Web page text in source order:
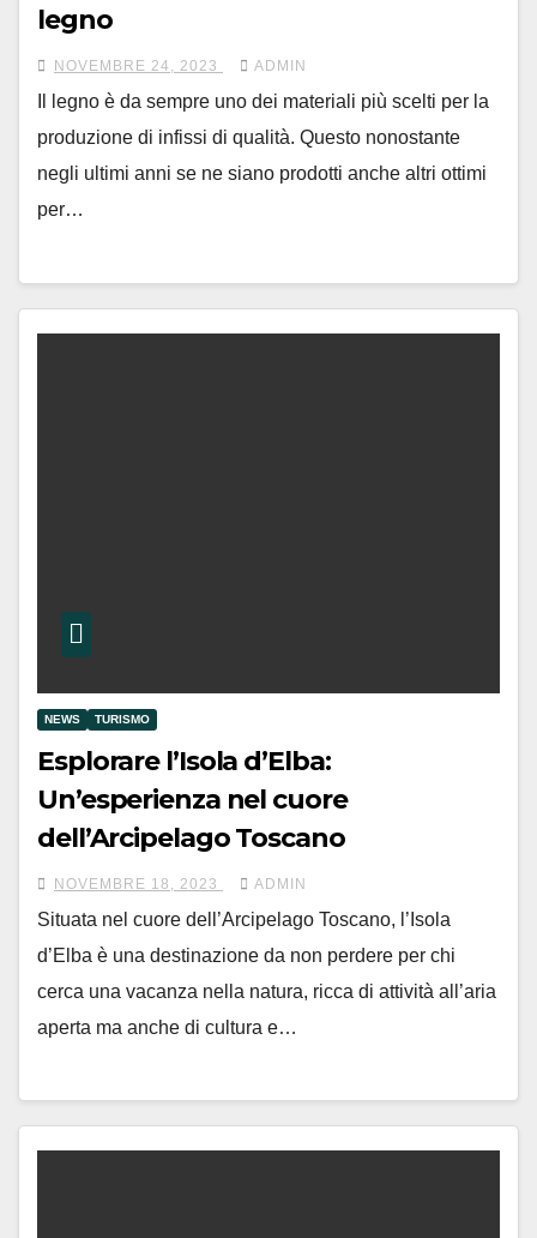
legno
NOVEMBRE 24, 2023 ADMIN
Il legno è da sempre uno dei materiali più scelti per la
produzione di infissi di qualità. Questo nonostante
negli ultimi anni se ne siano prodotti anche altri ottimi
per…
NEWS TURISMO
Esplorare l’Isola d’Elba:
Un’esperienza nel cuore
dell’Arcipelago Toscano
NOVEMBRE 18, 2023 ADMIN
Situata nel cuore dell’Arcipelago Toscano, l’Isola
d’Elba è una destinazione da non perdere per chi
cerca una vacanza nella natura, ricca di attività all’aria
aperta ma anche di cultura e…